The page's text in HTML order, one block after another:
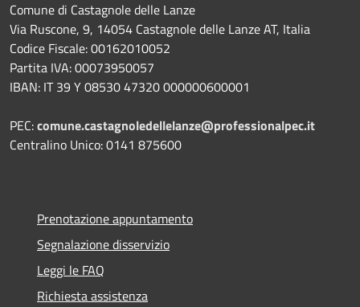
Comune di Castagnole delle Lanze
Via Ruscone, 9, 14054 Castagnole delle Lanze AT, Italia
Codice Fiscale: 00162010052
Partita IVA: 00073950057
IBAN: IT 39 Y 08530 47320 000000600001
PEC:comune.castagnoledellelanze@professionalpec.it
Centralino Unico: 0141 875600
Prenotazione appuntamento
Segnalazione disservizio
Leggi le FAQ
Richiesta assistenza